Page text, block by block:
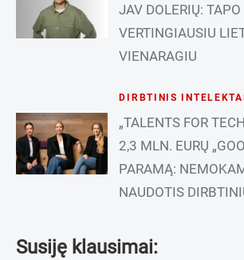
JAV DOLERIŲ: TAPO
VERTINGIAUSIU
VIENARAGIU
DIRBTINIS
„TALENTS FOR
2,3 MLN. EURŲ
PARAMĄ:
NAUDOTIS
Susiję klausimai: